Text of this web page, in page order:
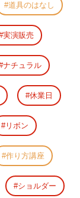
道具のはなし
実演販売
ナチュラル
休業日
リボン
作り方講座
ショルダー